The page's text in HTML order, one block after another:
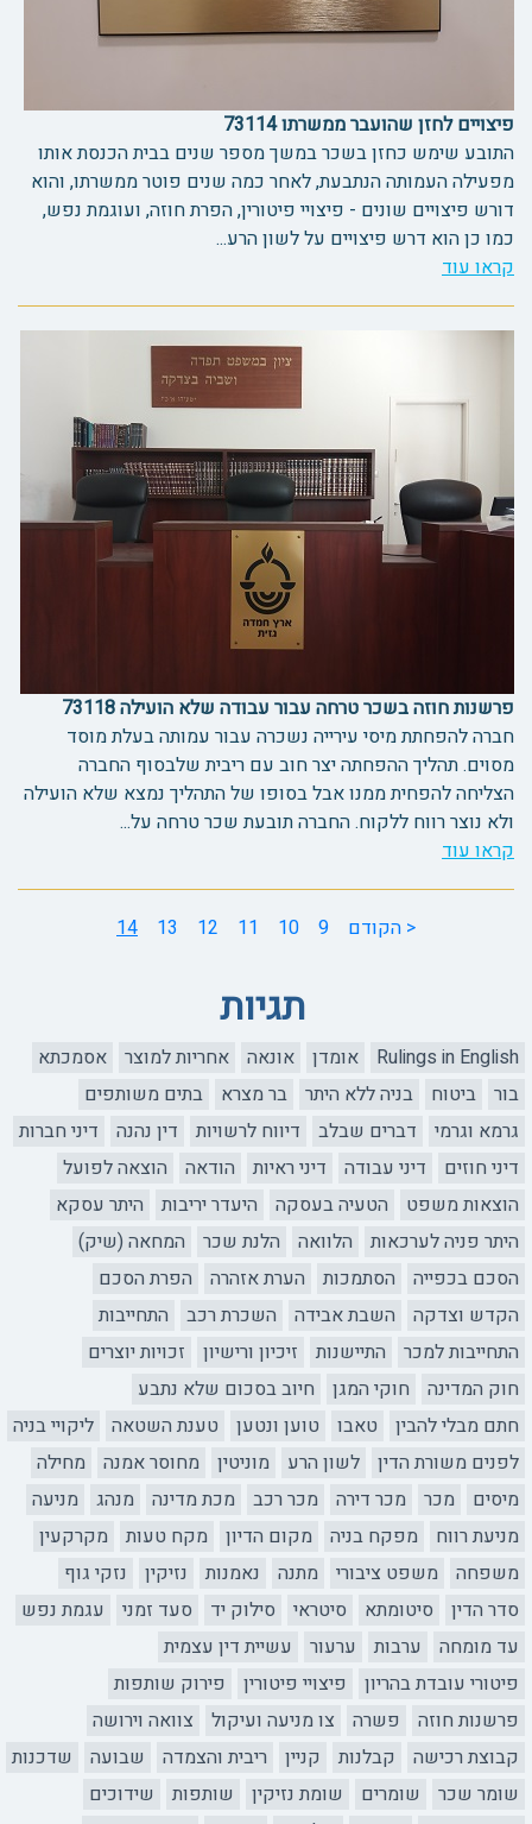
פיצויים לחזן שהועבר ממשרתו 73114
התובע שימש כחזן בשכר במשך מספר שנים בבית הכנסת אותו
מפעילה העמותה הנתבעת, לאחר כמה שנים פוטר ממשרתו, והוא
דורש פיצויים שונים - פיצויי פיטורין, הפרת חוזה, ועוגמת נפש,
כמו כן הוא דרש פיצויים על לשון הרע...
קראו עוד
פרשנות חוזה בשכר טרחה עבור עבודה שלא הועילה 73118
חברה להפחתת מיסי עירייה נשכרה עבור עמותה בעלת מוסד
מסוים. תהליך ההפחתה יצר חוב עם ריבית שלבסוף החברה
הצליחה להפחית ממנו אבל בסופו של התהליך נמצא שלא הועילה
ולא נוצר רווח ללקוח. החברה תובעת שכר טרחה על...
קראו עוד
< הקודם 9
10
11
12
13
14
תגיות
Rulings in English אומדן אונאה אחריות למוצר
אסמכתא
בור
ביטוח בניה ללא היתר בר מצרא
בתים משותפים
גרמא וגרמי
דברים שבלב דיווח לרשויות דין נהנה
דיני חברות
דיני חוזים
דיני עבודה דיני ראיות הודאה
הוצאה לפועל
הוצאות משפט
הטעיה בעסקה היעדר יריבות
היתר עסקא
היתר פניה לערכאות
הלוואה הלנת שכר
המחאה (שיק)
הסכם בכפייה
הסתמכות הערת אזהרה
הפרת הסכם
הקדש וצדקה
השבת אבידה השכרת רכב
התחייבות
התחייבות למכר
התיישנות זיכיון ורישיון
זכויות יוצרים
חוק המדינה
חוקי המגן
חיוב בסכום שלא נתבע
חתם מבלי להבין
טאבו טוען ונטען טענת השטאה
ליקויי בניה
לפנים משורת הדין
לשון הרע מוניטין מחוסר אמנה
מחילה
מיסים
מכר מכר דירה מכר רכב מכת מדינה מנהג
מניעה
מניעת רווח
מפקח בניה מקום הדיון מקח טעות
מקרקעין
משפחה
משפט ציבורי מתנה נאמנות נזיקין
נזקי גוף
סדר הדין
סיטומתא סיטראי סילוק יד סעד זמני
עגמת נפש
עד מומחה
ערבות ערעור
עשיית דין עצמית
פיטורי עובדת בהריון
פיצויי פיטורין
פירוק שותפות
פרשנות חוזה
פשרה צו מניעה ועיקול
צוואה וירושה
קבוצת רכישה
קבלנות קניין ריבית והצמדה שבועה
שדכנות
שומר שכר
שומרים שומת נזיקין שותפות
שידוכים